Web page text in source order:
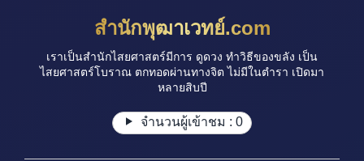
สำนักพุฒาเวทย์.com
เราเป็นสำนักไสยศาสตร์มีการ ดูดวง ทำวิธีของขลัง เป็น
ไสยศาสตร์โบราณ ตกทอดผ่านทางจิต ไม่มีในตำรา เปิดมา
หลายสิบปี
จำนวนผู้เข้าชม : 0